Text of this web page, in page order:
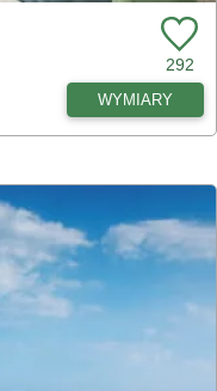
292
WYMIARY